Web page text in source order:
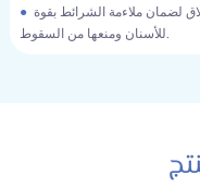
●
للأسنان ومنعها من السقوط.